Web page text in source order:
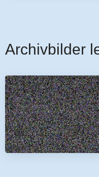
Archivbilder